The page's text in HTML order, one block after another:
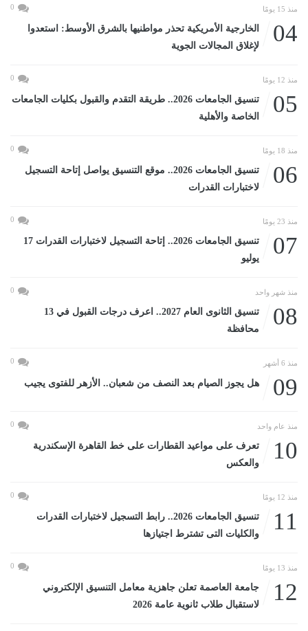
منذ 15 يومًا 0
04
الخارجية الأمريكية تحذر مواطنيها بالشرق الأوسط: استعدوا
لإغلاق المجالات الجوية
منذ 12 يومًا 0
05
تنسيق الجامعات 2026.. طريقة التقدم والقبول بكليات الجامعات
الخاصة والأهلية
منذ 18 يومًا 0
06
تنسيق الجامعات 2026.. موقع التنسيق يواصل إتاحة التسجيل
لاختبارات القدرات
منذ 23 يومًا 0
07
تنسيق الجامعات 2026.. إتاحة التسجيل لاختبارات القدرات 17
يوليو
منذ شهر واحد 0
08
تنسيق الثانوى العام 2027.. اعرف درجات القبول في 13
محافظة
منذ 6 أشهر 0
09 هل يجوز الصيام بعد النصف من شعبان.. الأزهر للفتوى يجيب
منذ عام واحد 0
10
تعرف على مواعيد القطارات على خط القاهرة الإسكندرية
والعكس
منذ 12 يومًا 0
11
تنسيق الجامعات 2026.. رابط التسجيل لاختبارات القدرات
والكليات التى تشترط اجتيازها
منذ 13 يومًا 0
12
جامعة العاصمة تعلن جاهزية معامل التنسيق الإلكتروني
لاستقبال طلاب ثانوية عامة 2026